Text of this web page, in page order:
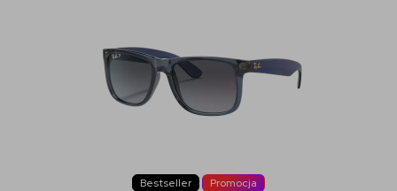
Bestseller Promocja